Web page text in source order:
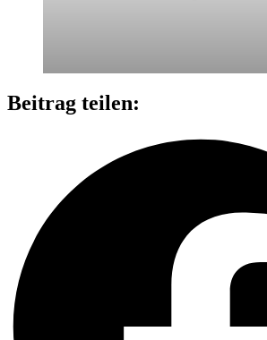
Beitrag teilen: